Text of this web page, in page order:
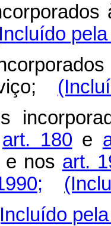
art. 180 e
e nos art.